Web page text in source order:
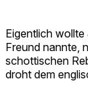
Eigentlich
Freund nannte,
schottischen
droht dem